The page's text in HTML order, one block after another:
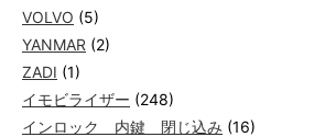
VOLVO (5)
YANMAR (2)
ZADI (1)
イモビライザー (248)
インロック 内鍵 閉じ込み (16)